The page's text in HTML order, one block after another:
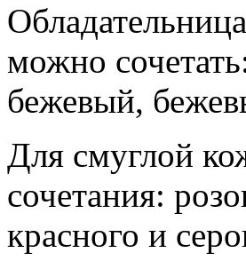
можно
бежевый,
Для смуглой
сочетания:
красного и